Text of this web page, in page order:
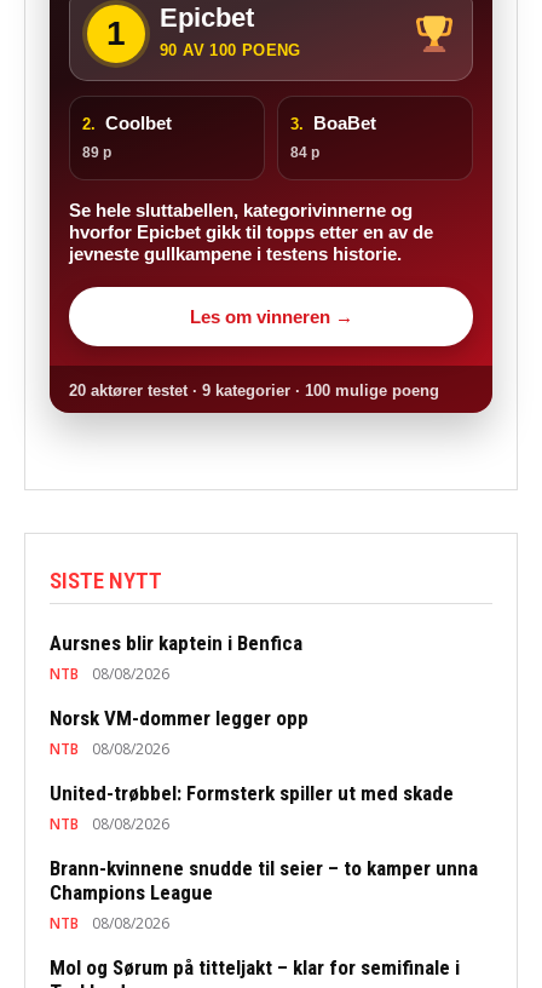
1 Epicbet
90 AV 100 POENG
2. Coolbet
89 p
3. BoaBet
84 p
Se hele sluttabellen, kategorivinnerne og
hvorfor Epicbet gikk til topps etter en av de
jevneste gullkampene i testens historie.
Les om vinneren →
20 aktører testet · 9 kategorier · 100 mulige poeng
SISTE NYTT
Aursnes blir kaptein i Benfica
NTB 08/08/2026
Norsk VM-dommer legger opp
NTB 08/08/2026
United-trøbbel: Formsterk spiller ut med skade
NTB 08/08/2026
Brann-kvinnene snudde til seier – to kamper unna
Champions League
NTB 08/08/2026
Mol og Sørum på titteljakt – klar for semifinale i